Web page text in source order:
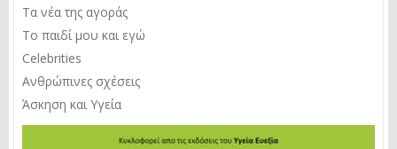
Τα νέα της αγοράς
Το παιδί μου και εγώ
Celebrities
Ανθρώπινες σχέσεις
Άσκηση και Υγεία